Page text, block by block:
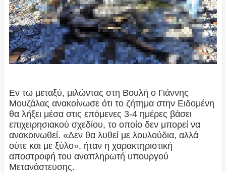
Εν τω μεταξύ, μιλώντας στη Βουλή ο Γιάννης
Μουζάλας ανακοίνωσε ότι το ζήτημα στην Ειδομένη
θα λήξει μέσα στις επόμενες 3-4 ημέρες βάσει
επιχειρησιακού σχεδίου, το οποίο δεν μπορεί να
ανακοινωθεί. «Δεν θα λυθεί με λουλούδια, αλλά
ούτε και με ξύλο», ήταν η χαρακτηριστική
αποστροφή του αναπληρωτή υπουργού
Μετανάστευσης.